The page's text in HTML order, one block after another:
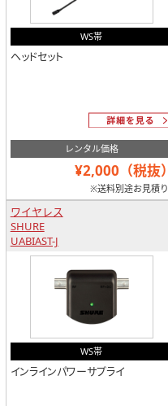
WS帯
ヘッドセット
レンタル価格
¥2,000（税抜）
※送料別途お見積り
ワイヤレス
SHURE
UABIAST-J
WS帯
インラインパワーサプライ